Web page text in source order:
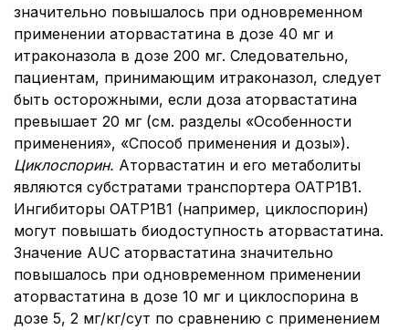
значительно повышалось при одновременном
применении аторвастатина в дозе 40 мг и
итраконазола в дозе 200 мг. Следовательно,
пациентам, принимающим итраконазол, следует
быть осторожными, если доза аторвастатина
превышает 20 мг (см. разделы «Особенности
применения», «Способ применения и дозы»).
Циклоспорин. Аторвастатин и его метаболиты
являются субстратами транспортера OATP1B1.
Ингибиторы OATP1B1 (например, циклоспорин)
могут повышать биодоступность аторвастатина.
Значение AUC аторвастатина значительно
повышалось при одновременном применении
аторвастатина в дозе 10 мг и циклоспорина в
дозе 5, 2 мг/кг/сут по сравнению с применением